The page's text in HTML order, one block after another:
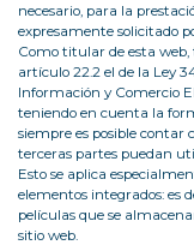
necesario, para la
expresamente solicitado
Como titular de esta
artículo 22.2 el de la Ley
Información y Comercio
teniendo en cuenta la
siempre es posible contar
terceras partes puedan
Esto se aplica
elementos integrados: es
películas que se
sitio web.